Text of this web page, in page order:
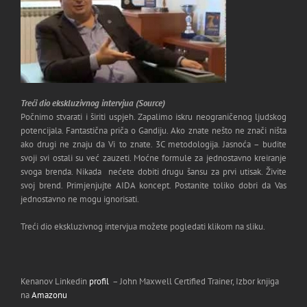
Treći dio ekskluzivnog intervjua (Source)
Počnimo stvarati i širiti uspjeh. Zapalimo iskru neograničenog ljudskog
potencijala. Fantastična priča o Gandiju. Ako znate nešto ne znači ništa
ako drugi ne znaju da Vi to znate. 3C metodologija. Jasnoća – budite
svoji svi ostali su već zauzeti. Moćne formule za jednostavno kreiranje
svoga brenda. Nikada nećete dobiti drugu šansu za prvi utisak. Živite
svoj brend. Primjenjujte AIDA koncept. Postanite toliko dobri da Vas
jednostavno ne mogu ignorisati.
Treći dio ekskluzivnog intervjua možete pogledati klikom na sliku.
Kenanov Linkedin profil – John Maxwell Certified Trainer, Izbor knjiga
naAmazonu